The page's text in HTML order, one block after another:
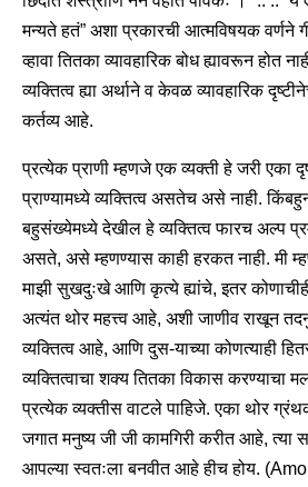
मन्यते हतं” अशा प्रकारची आत्मविषयक वर्णने
व्हावा तितका व्यावहारिक बोध ह्यावरून होत
व्यक्तित्व ह्या अर्थाने व केवळ व्यावहारिक
कर्तव्य आहे.
प्रत्येक प्राणी म्हणजे एक व्यक्ती हे जरी एका
प्राण्यामध्ये व्यक्तित्व असतेच असे नाही.
बहुसंख्येमध्ये देखील हे व्यक्तित्व फारच अल्प
असते, असे म्हणण्यास काही हरकत नाही. मी
माझी सुखदुःखे आणि कृत्ये ह्यांचे, इतर
अत्यंत थोर महत्त्व आहे, अशी जाणीव राखून
व्यक्तित्व आहे, आणि दुस-याच्या कोणत्याही
व्यक्तित्वाचा शक्य तितका विकास करण्याचा
प्रत्येक व्यक्तीस वाटले पाहिजे. एका थोर
जगात मनुष्य जी जी कामगिरी करीत आहे, त्या
आपल्या स्वतःला बनवीत आहे हीच होय.